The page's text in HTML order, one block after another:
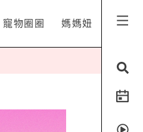
寵物圈圈 媽媽妞